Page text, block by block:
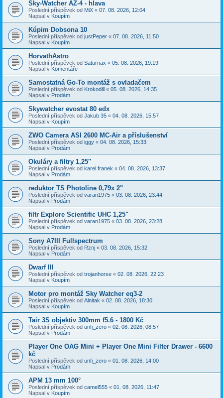
Sky-Watcher AZ-4 - hlava
Poslední příspěvek od MiX « 07. 08. 2026, 12:04
Napsal v Koupím
Kúpim Dobsona 10
Poslední příspěvek od justPeper « 07. 08. 2026, 11:50
Napsal v Koupím
HorvathAstro
Poslední příspěvek od Saturnax « 05. 08. 2026, 19:19
Napsal v Komentáře
Samostatná Go-To montáž s ovladačem
Poslední příspěvek od Krokodill « 05. 08. 2026, 14:35
Napsal v Prodám
Skywatcher evostat 80 edx
Poslední příspěvek od Jakub 35 « 04. 08. 2026, 15:57
Napsal v Koupím
ZWO Camera ASI 2600 MC-Air a příslušenství
Poslední příspěvek od iggy « 04. 08. 2026, 15:33
Napsal v Prodám
Okuláry a filtry 1,25″
Poslední příspěvek od karel.franek « 04. 08. 2026, 13:37
Napsal v Prodám
reduktor TS Photoline 0,79x 2"
Poslední příspěvek od varan1975 « 03. 08. 2026, 23:44
Napsal v Prodám
filtr Explore Scientific UHC 1,25"
Poslední příspěvek od varan1975 « 03. 08. 2026, 23:28
Napsal v Prodám
Sony A7III Fullspectrum
Poslední příspěvek od Rznj « 03. 08. 2026, 15:32
Napsal v Prodám
Dwarf III
Poslední příspěvek od trojanhorse « 02. 08. 2026, 22:23
Napsal v Koupím
Motor pro montáž Sky Watcher eq3-2
Poslední příspěvek od Alnitak « 02. 08. 2026, 18:30
Napsal v Koupím
Tair 3S objektiv 300mm f5.6 - 1800 Kč
Poslední příspěvek od unfi_zero « 02. 08. 2026, 08:57
Napsal v Prodám
Player One OAG Mini + Player One Mini Filter Drawer - 6600
kč
Poslední příspěvek od unfi_zero « 01. 08. 2026, 14:00
Napsal v Prodám
APM 13 mm 100°
Poslední příspěvek od camel555 « 01. 08. 2026, 11:47
Napsal v Koupím